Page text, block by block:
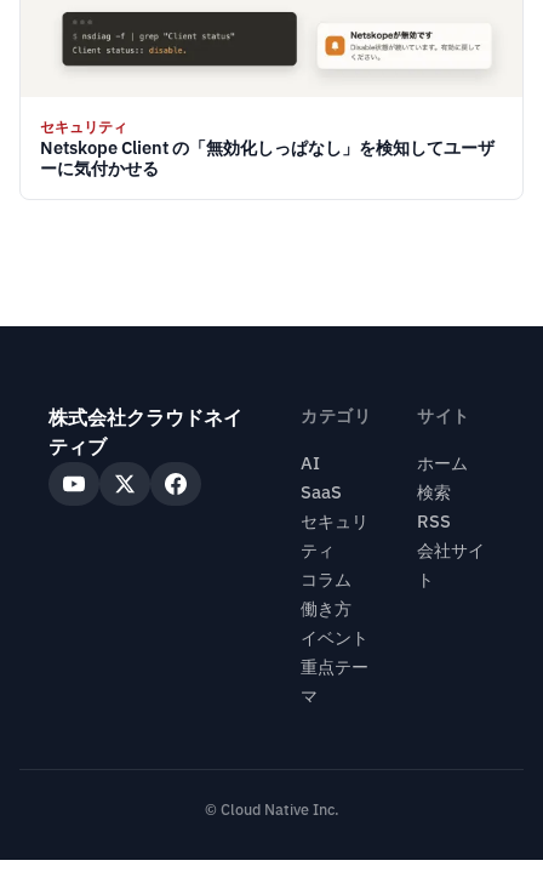
セキュリティ
Netskope Client の「無効化しっぱなし」を検知してユーザ
ーに気付かせる
株式会社クラウドネイ
ティブ
カテゴリ
AI
SaaS
セキュリ
ティ
コラム
働き方
イベント
重点テー
マ
サイト
ホーム
検索
RSS
会社サイ
ト
© Cloud Native Inc.